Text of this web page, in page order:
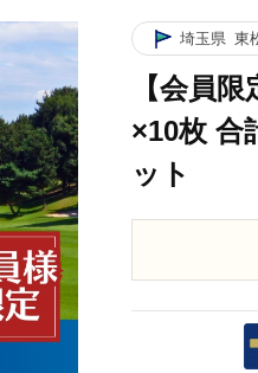
埼玉県 東
【会員
×10枚 合
ット